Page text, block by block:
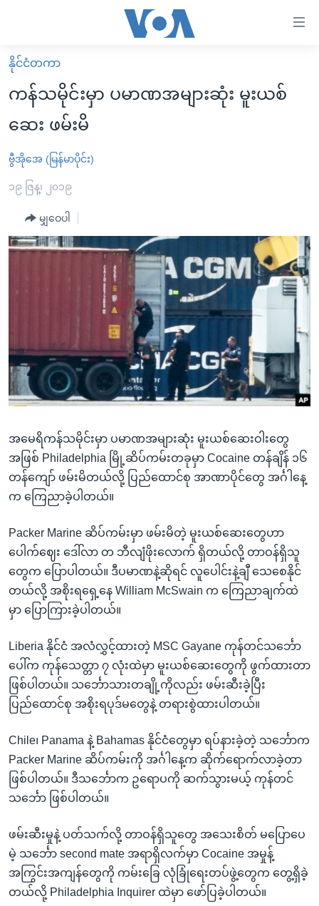
လွယ်ကူ
စေ
များ
ပင်မ
ကျော်
စာမျက်နှာ
သို့
ကျော်
ရန်
ရှာဖွေ
ရန်
နေရာ
ကျော်
ရန်
မူလစာမျက်နှာ
မြန်မာ
ကမ္ဘာ့သတင်းများ
နိုင်ငံတကာ
အမေရိကန်
အစ္စရေး-ပါလက်စတိုင်း
ဗွီဒီယို
သတင်းလွတ်လပ်ခွင့်
အင်္ဂလိပ်စာလေ့လာမယ်
အမေရိကန်သုံးအီဒီယံ
မကြေးမုံရဲ့ အင်္ဂလိပ်စာ
ရုပ်ရှင်ထဲက အင်္ဂလိပ်စာ
သုတပဒေသာ အင်္ဂလိပ်စာ
အပတ်စဉ်ကဏ္ဍများ
ရေဒီယိုနှင့်ရုပ်သံ အချက်အလက်များ
ရေဒီယို/တီဗွီအစီအစဉ်
Learning English
ဗွီအိုအေ လူမှုကွန်ယက်များ
ဘာသာစကားများ
နိုင်ငံတကာ
ကန်သမိုင်းမှာ ပမာဏအများဆုံး မူးယစ်
ဆေး ဖမ်းမိ
ဗွီအိုအေ (မြန်မာပိုင်း)
၁၉ ဇြန္၊ ၂၀၁၉
မျှဝေပါ
အမေရိကန်သမိုင်းမှာ ပမာဏအများဆုံး မူးယစ်ဆေးဝါးတွေ
အဖြစ် Philadelphia မြို့ဆိပ်ကမ်းတခုမှာ Cocaine တန်ချိန် ၁၆
တန်ကျော် ဖမ်းမိတယ်လို့ ပြည်ထောင်စု အာဏာပိုင်တွေ အင်္ဂါနေ့
က ကြေညာခဲ့ပါတယ်။
Packer Marine ဆိပ်ကမ်းမှာ ဖမ်းမိတဲ့ မူးယစ်ဆေးတွေဟာ
ပေါက်ဈေး ဒေါ်လာ တ ဘီလျံဖိုးလောက် ရှိတယ်လို့ တာဝန်ရှိသူ
တွေက ပြောပါတယ်။ ဒီပမာဏနဲ့ဆိုရင် လူပေါင်းနဲ့ချီ သေစေနိုင်
တယ်လို့ အစိုးရရှေ့နေ William McSwain က ကြေညာချက်ထဲ
မှာ ပြောကြားခဲ့ပါတယ်။
Liberia နိုင်ငံ အလံလွှင့်ထားတဲ့ MSC Gayane ကုန်တင်သင်္ဘော
ပေါ်က ကုန်သေတ္တာ ၇ လုံးထဲမှာ မူးယစ်ဆေးတွေကို ဖွက်ထားတာ
ဖြစ်ပါတယ်။ သင်္ဘောသားတချို့ကိုလည်း ဖမ်းဆီးခဲ့ပြီး
ပြည်ထောင်စု အစိုးရပုဒ်မတွေနဲ့ တရားစွဲထားပါတယ်။
Chile၊ Panama နဲ့ Bahamas နိုင်ငံတွေမှာ ရပ်နားခဲ့တဲ့ သင်္ဘောက
Packer Marine ဆိပ်ကမ်းကို အင်္ဂါနေ့က ဆိုက်ရောက်လာခဲ့တာ
ဖြစ်ပါတယ်။ ဒီသင်္ဘောက ဥရောပကို ဆက်သွားမယ့် ကုန်တင်
သင်္ဘော ဖြစ်ပါတယ်။
ဖမ်းဆီးမှုနဲ့ ပတ်သက်လို့ တာဝန်ရှိသူတွေ အသေးစိတ် မပြောပေ
မဲ့ သင်္ဘော second mate အရာရှိလက်မှာ Cocaine အမှုန့်
အကြွင်းအကျန်တွေကို ကမ်းခြေ လုံခြုံရေးတပ်ဖွဲ့တွေက တွေ့ရှိခဲ့
တယ်လို့ Philadelphia Inquirer ထဲမှာ ဖော်ပြခဲ့ပါတယ်။